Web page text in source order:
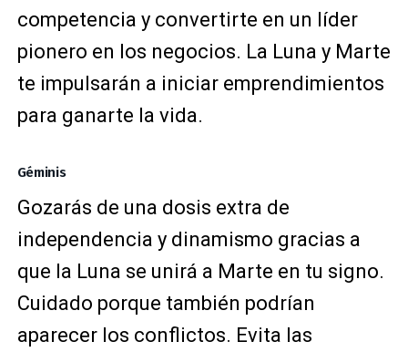
competencia y convertirte en un líder
pionero en los negocios. La Luna y Marte
te impulsarán a iniciar emprendimientos
para ganarte la vida.
Géminis
Gozarás de una dosis extra de
independencia y dinamismo gracias a
que la Luna se unirá a Marte en tu signo.
Cuidado porque también podrían
aparecer los conflictos. Evita las